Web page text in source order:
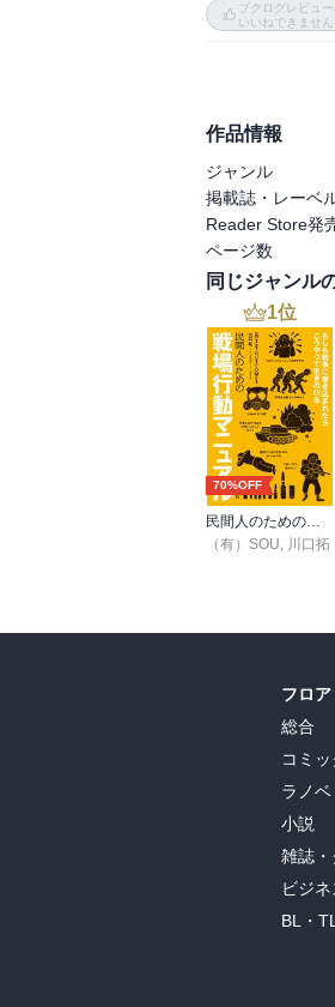
筆者が憂えてい
氏が夢見る、
れており、その
ブクログレビュー
いいねできません
作品情報
ジャンル
掲載誌・レーベ
Reader Store発
ページ数
同じジャンル
1位
70%OFF
民間人のための戦場行動マニュアル
（有）SOU, 川口拓
フロア
総合
コミッ
ラノベ
小説
雑誌・
ビジ
BL・